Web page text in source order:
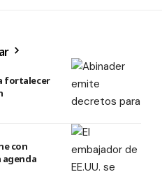
fortalecer
con
agenda